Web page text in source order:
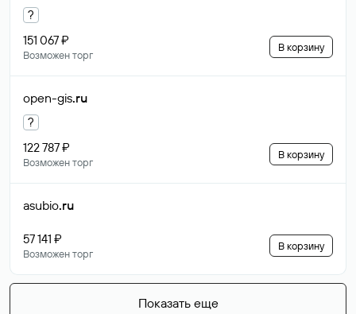
?
151 067 ₽
Возможен торг
В корзину
open-gis.ru
?
122 787 ₽
Возможен торг
В корзину
asubio.ru
57 141 ₽
Возможен торг
В корзину
Показать еще